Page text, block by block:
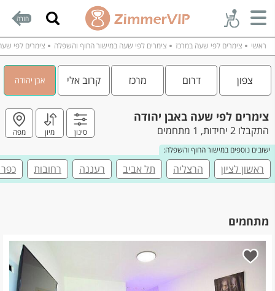
חזרה
ראשי צימרים לפי שעה במרכז צימרים לפי שעה במישור החוף והשפלה צימרים לפי
צפון דרום מרכז קרוב אלי אבן יהודה
צימרים לפי שעה באבן יהודה
התקבלו 2 יחידות, 1 מתחמים סינון מיון
מפה
ישובים נוספים במישור החוף והשפלה:
ראשון לציון הרצליה תל אביב רעננה רחובות
מתחמים